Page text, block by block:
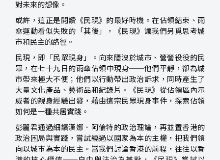
對未來的想像。
或許，這正是閱讀《民現》的最好時機。在佔領結束、雨
傘運動看似失敗的「其後」，《民現》讓我們另覓思考城
市和民主的路徑。
民現，即「民眾現身」。向來隱沒於城市、營營役役的民
眾，在七十九日的雨傘佔領中現身──他們平靜，卻為城
市帶來極大不便；他們以行動帶出政治訴求，同時產生了
大量文化產品、藝術品和紀錄片。《民現》從佔領區內示
威者的親身經驗出發，藉由這宗民眾現身事件，探索佔領
如何是一種共居實踐。
彭麗君通過細讀漢娜．阿倫特的政治理論，再並置香港的
政治困局與實踐，嘗試繞過以國家為本的主權，把我們領
向以城市為本的民主。當我們討論香港的前程，往往以香